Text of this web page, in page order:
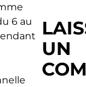
6 au
UN